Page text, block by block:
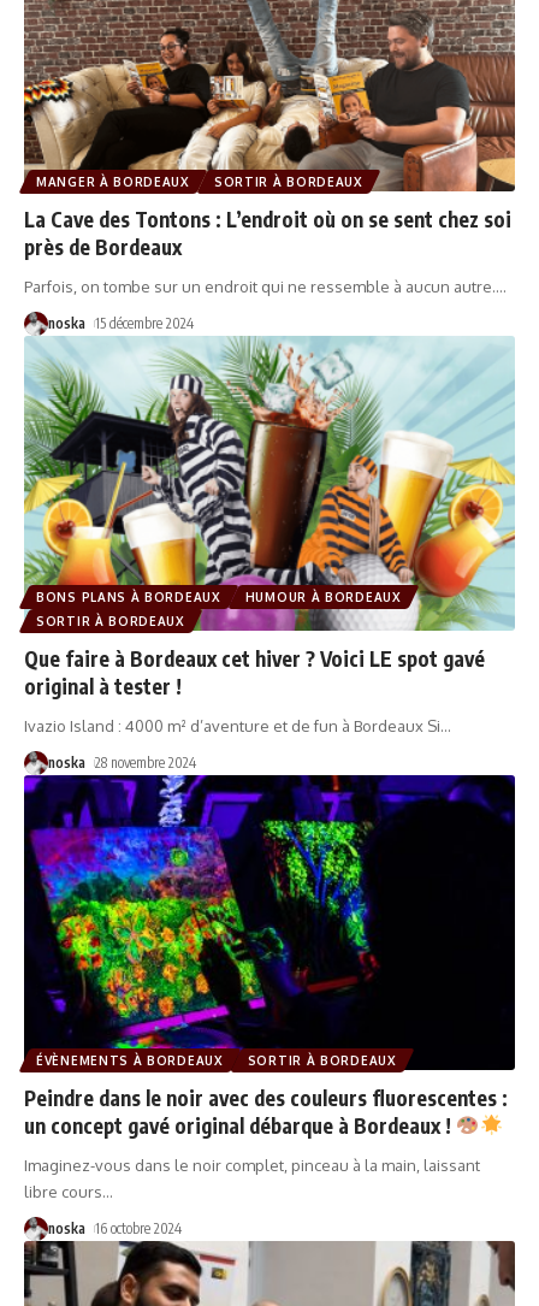
MANGER À BORDEAUX SORTIR À BORDEAUX
La Cave des Tontons : L’endroit où on se sent chez soi
près de Bordeaux
Parfois, on tombe sur un endroit qui ne ressemble à aucun autre.…
noska 15 décembre 2024
BONS PLANS À BORDEAUX
HUMOUR À BORDEAUX
SORTIR À BORDEAUX
Que faire à Bordeaux cet hiver ? Voici LE spot gavé
original à tester !
Ivazio Island : 4000 m² d’aventure et de fun à Bordeaux Si…
noska 28 novembre 2024
ÉVÈNEMENTS À BORDEAUX SORTIR À BORDEAUX
Peindre dans le noir avec des couleurs fluorescentes :
un concept gavé original débarque à Bordeaux !
Imaginez-vous dans le noir complet, pinceau à la main, laissant
libre cours…
noska 16 octobre 2024